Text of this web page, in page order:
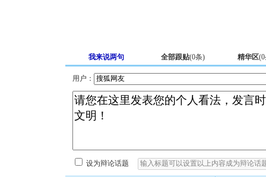
我来说两句 全部跟贴(0条) 精华区(0
用户：
设为辩论话题